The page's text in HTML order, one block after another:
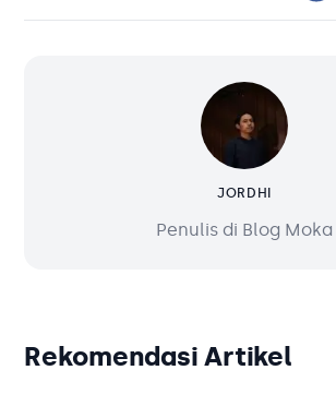
JORDHI
Penulis di Blog Moka
Rekomendasi Artikel